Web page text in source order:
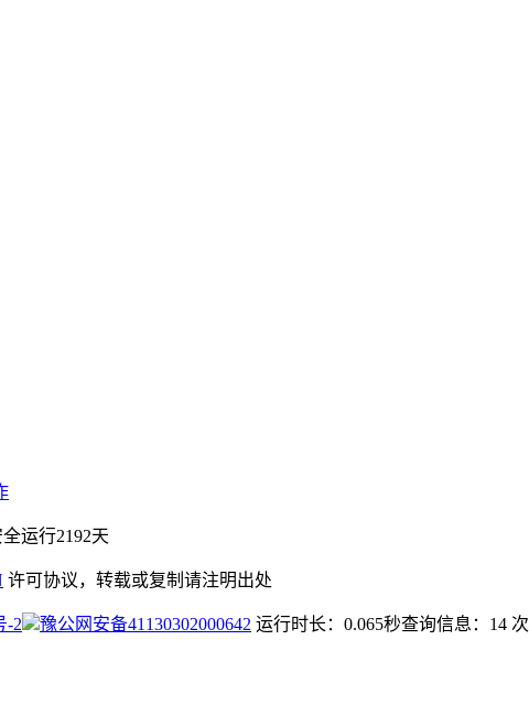
全运行2192天
许可协议，转载或复制请注明出处
-2 豫公网安备41130302000642 运行时长：0.065秒查询信息：14 次